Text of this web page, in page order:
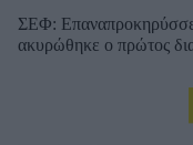
ΣΕΦ:
ακυρώθηκε ο πρώτος